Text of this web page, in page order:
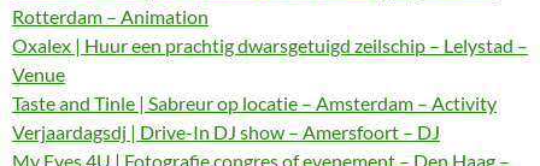
Rotterdam – Animation
Oxalex | Huur een prachtig dwarsgetuigd zeilschip – Lelystad –
Venue
Taste and Tinle | Sabreur op locatie – Amsterdam – Activity
Verjaardagsdj | Drive-In DJ show – Amersfoort – DJ
My Eyes 4U | Fotografie congres of evenement – Den Haag –